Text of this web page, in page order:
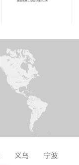
义乌 宁波